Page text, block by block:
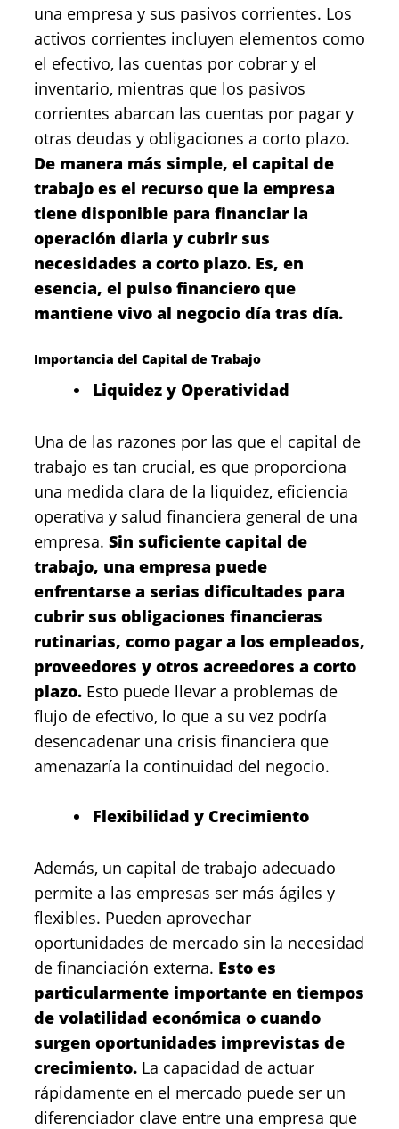
una empresa y sus pasivos corrientes. Los
activos corrientes incluyen elementos como
el efectivo, las cuentas por cobrar y el
inventario, mientras que los pasivos
corrientes abarcan las cuentas por pagar y
otras deudas y obligaciones a corto plazo.
De manera más simple, el capital de
trabajo es el recurso que la empresa
tiene disponible para financiar la
operación diaria y cubrir sus
necesidades a corto plazo. Es, en
esencia, el pulso financiero que
mantiene vivo al negocio día tras día.
Importancia del Capital de Trabajo
Liquidez y Operatividad
Una de las razones por las que el capital de
trabajo es tan crucial, es que proporciona
una medida clara de la liquidez, eficiencia
operativa y salud financiera general de una
empresa. Sin suficiente capital de
trabajo, una empresa puede
enfrentarse a serias dificultades para
cubrir sus obligaciones financieras
rutinarias, como pagar a los empleados,
proveedores y otros acreedores a corto
plazo. Esto puede llevar a problemas de
flujo de efectivo, lo que a su vez podría
desencadenar una crisis financiera que
amenazaría la continuidad del negocio.
Flexibilidad y Crecimiento
Además, un capital de trabajo adecuado
permite a las empresas ser más ágiles y
flexibles. Pueden aprovechar
oportunidades de mercado sin la necesidad
de financiación externa. Esto es
particularmente importante en tiempos
de volatilidad económica o cuando
surgen oportunidades imprevistas de
crecimiento. La capacidad de actuar
rápidamente en el mercado puede ser un
diferenciador clave entre una empresa que